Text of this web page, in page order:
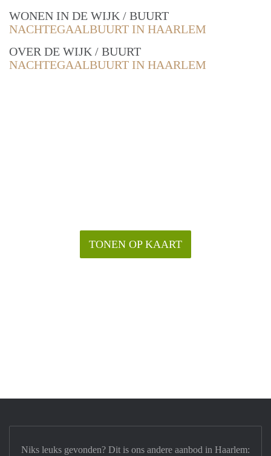
WONEN IN DE WIJK / BUURT
NACHTEGAALBUURT IN HAARLEM
OVER DE WIJK / BUURT
NACHTEGAALBUURT IN HAARLEM
TONEN OP KAART
Niks leuks gevonden? Dit is ons andere aanbod in Haarlem: